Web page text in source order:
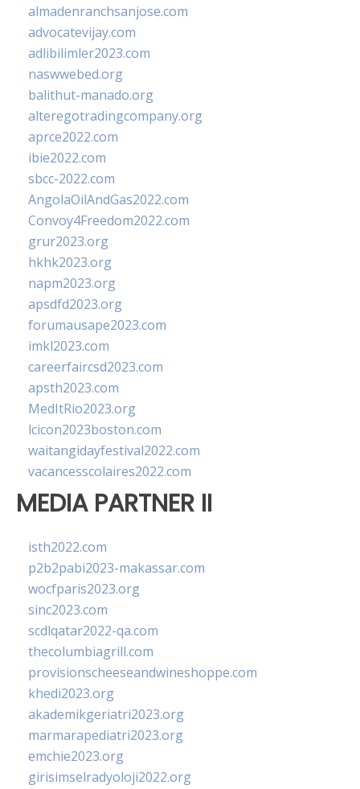
almadenranchsanjose.com
advocatevijay.com
adlibilimler2023.com
naswwebed.org
balithut-manado.org
alteregotradingcompany.org
aprce2022.com
ibie2022.com
sbcc-2022.com
AngolaOilAndGas2022.com
Convoy4Freedom2022.com
grur2023.org
hkhk2023.org
napm2023.org
apsdfd2023.org
forumausape2023.com
imkl2023.com
careerfaircsd2023.com
apsth2023.com
MedItRio2023.org
lcicon2023boston.com
waitangidayfestival2022.com
vacancesscolaires2022.com
MEDIA PARTNER II
isth2022.com
p2b2pabi2023-makassar.com
wocfparis2023.org
sinc2023.com
scdlqatar2022-qa.com
thecolumbiagrill.com
provisionscheeseandwineshoppe.com
khedi2023.org
akademikgeriatri2023.org
marmarapediatri2023.org
emchie2023.org
girisimselradyoloji2022.org